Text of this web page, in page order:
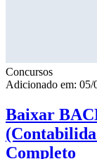
Concursos
Adicionado em: 05/
Baixar
Completo